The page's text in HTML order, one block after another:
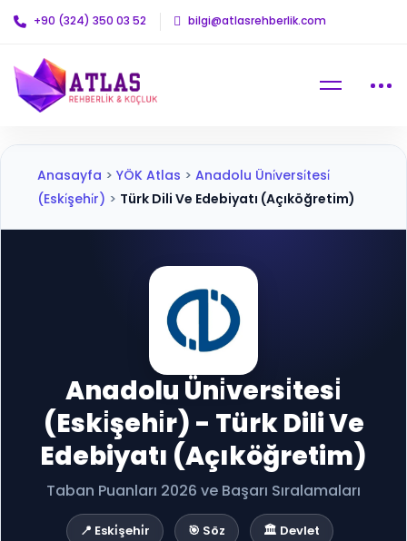
+90 (324) 350 03 52 bilgi@atlasrehberlik.com
Anasayfa > YÖK Atlas > Anadolu Üni̇versi̇tesi̇
(Eski̇şehi̇r) > Türk Dili Ve Edebiyatı (Açıköğretim)
Anadolu Üni̇versi̇tesi̇
(Eski̇şehi̇r) - Türk Dili Ve
Edebiyatı (Açıköğretim)
Taban Puanları 2026 ve Başarı Sıralamaları
📍 Eski̇şehi̇r 🎯 Söz 🏛️ Devlet